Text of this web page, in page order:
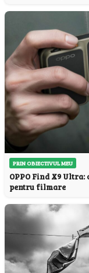
PRIN OBIECTIVUL MEU
OPPO Find X9
pentru filmare